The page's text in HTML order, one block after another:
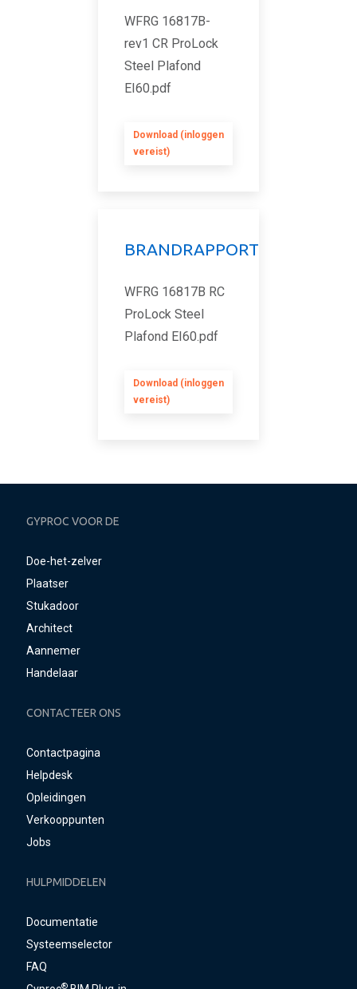
WFRG 16817B-
rev1 CR ProLock
Steel Plafond
EI60.pdf
Download (inloggen
vereist)
BRANDRAPPORT
WFRG 16817B RC
ProLock Steel
Plafond EI60.pdf
Download (inloggen
vereist)
GYPROC VOOR DE
Doe-het-zelver
Plaatser
Stukadoor
Architect
Aannemer
Handelaar
CONTACTEER ONS
Contactpagina
Helpdesk
Opleidingen
Verkooppunten
Jobs
HULPMIDDELEN
Documentatie
Systeemselector
FAQ
®